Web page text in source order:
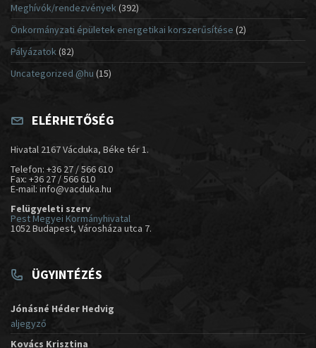
Meghívók/rendezvények (392)
Önkormányzati épületek energetikai korszerűsítése (2)
Pályázatok (82)
Uncategorized @hu (15)
ELÉRHETŐSÉG
Hivatal 2167 Vácduka, Béke tér 1.
Telefon: +36 27 / 566 610
Fax: +36 27 / 566 610
E-mail: info@vacduka.hu
Felügyeleti szerv
Pest Megyei Kormányhivatal
1052 Budapest, Városháza utca 7.
ÜGYINTÉZÉS
Jónásné Héder Hedvig
aljegyző
Kovács Krisztina